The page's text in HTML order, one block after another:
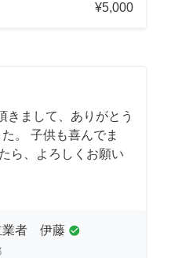
¥5,000
きまして、ありがとう
た。 子供も喜んでま
ら、よろしくお願い
業者 伊藤 check_circle